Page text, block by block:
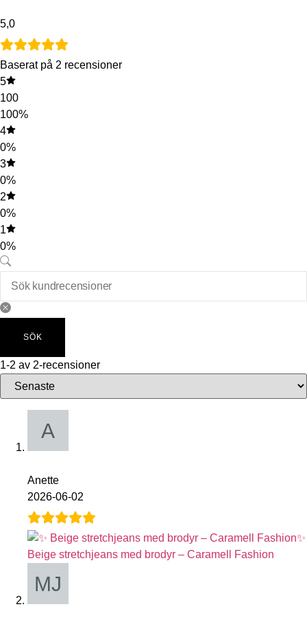
5,0
Baserat på 2 recensioner
5
100
100%
4
0%
3
0%
2
0%
1
0%
SÖK
1-2 av 2-recensioner
Anette
2026-06-02
✨
Beige stretchjeans med brodyr – Caramell Fashion